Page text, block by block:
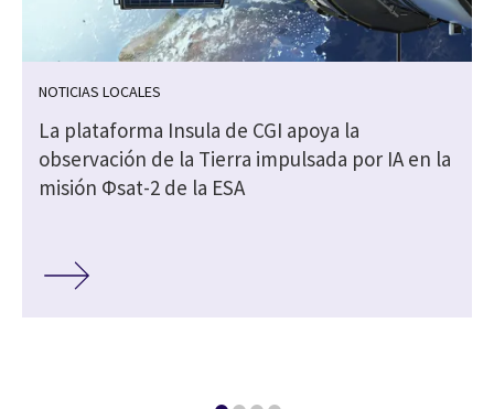
NOTICIAS LOCALES
La plataforma Insula de CGI apoya la
observación de la Tierra impulsada por IA en la
misión Φsat-2 de la ESA